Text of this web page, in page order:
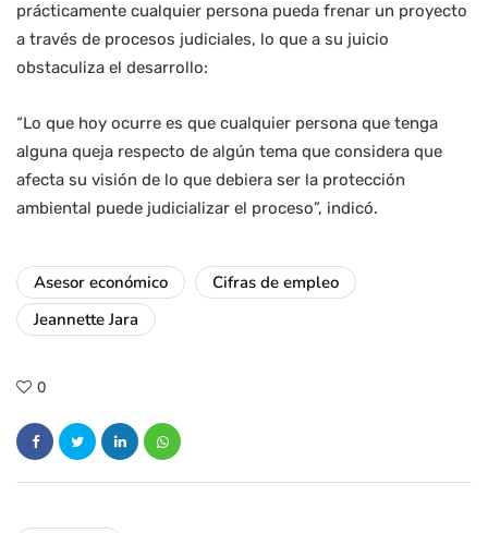
prácticamente cualquier persona pueda frenar un proyecto
a través de procesos judiciales, lo que a su juicio
obstaculiza el desarrollo:
“Lo que hoy ocurre es que cualquier persona que tenga
alguna queja respecto de algún tema que considera que
afecta su visión de lo que debiera ser la protección
ambiental puede judicializar el proceso”, indicó.
Asesor económico
Cifras de empleo
Jeannette Jara
0